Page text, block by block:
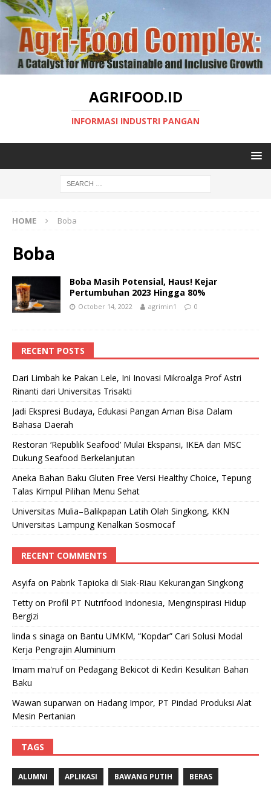
AGRIFOOD.ID
INFORMASI INDUSTRI PANGAN
HOME Boba
Boba
Boba Masih Potensial, Haus! Kejar
Pertumbuhan 2023 Hingga 80%
October 14, 2022 agrimin1 0
RECENT POSTS
Dari Limbah ke Pakan Lele, Ini Inovasi Mikroalga Prof Astri
Rinanti dari Universitas Trisakti
Jadi Ekspresi Budaya, Edukasi Pangan Aman Bisa Dalam
Bahasa Daerah
Restoran ‘Republik Seafood’ Mulai Ekspansi, IKEA dan MSC
Dukung Seafood Berkelanjutan
Aneka Bahan Baku Gluten Free Versi Healthy Choice, Tepung
Talas Kimpul Pilihan Menu Sehat
Universitas Mulia–Balikpapan Latih Olah Singkong, KKN
Universitas Lampung Kenalkan Sosmocaf
RECENT COMMENTS
Asyifa on Pabrik Tapioka di Siak-Riau Kekurangan Singkong
Tetty on Profil PT Nutrifood Indonesia, Menginspirasi Hidup
Bergizi
linda s sinaga on Bantu UMKM, “Kopdar” Cari Solusi Modal
Kerja Pengrajin Aluminium
Imam ma'rufon Pedagang Bekicot di Kediri Kesulitan Bahan
Baku
Wawan suparwan on Hadang Impor, PT Pindad Produksi Alat
Mesin Pertanian
TAGS
ALUMNI APLIKASI BAWANG PUTIH BERAS